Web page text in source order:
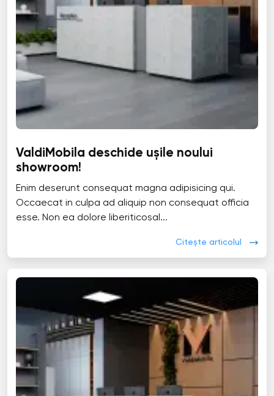
ValdiMobila deschide ușile noului
showroom!
Enim deserunt consequat magna adipisicing qui.
Occaecat in culpa ad aliquip non consequat officia
esse. Non ea dolore liberiticosal...
Citește articolul